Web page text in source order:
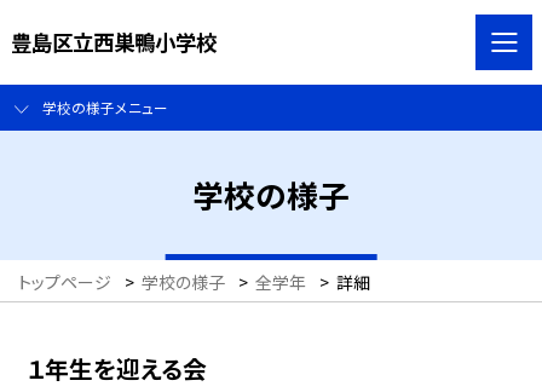
豊島区立西巣鴨小学校
学校の様子メニュー
学校の様子
トップページ > 学校の様子 > 全学年 > 詳細
１年生を迎える会